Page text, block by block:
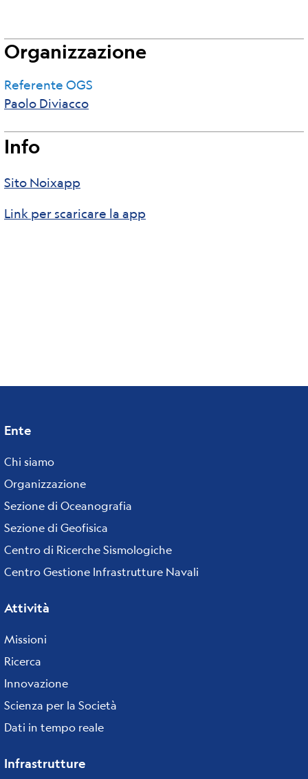
Organizzazione
Referente OGS
Paolo Diviacco
Info
Sito Noixapp
Link per scaricare la app
Footer
menu
Ente
Chi siamo
Organizzazione
Sezione di Oceanografia
Sezione di Geofisica
Centro di Ricerche Sismologiche
Centro Gestione Infrastrutture Navali
Attività
Missioni
Ricerca
Innovazione
Scienza per la Società
Dati in tempo reale
Infrastrutture